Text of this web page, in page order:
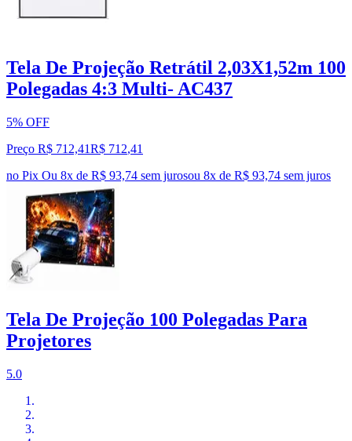
Tela De Projeção Retrátil 2,03X1,52m 100
Polegadas 4:3 Multi- AC437
5% OFF
Preço R$ 712,41R$ 712,41
no Pix Ou 8x de R$ 93,74 sem jurosou 8x de R$ 93,74 sem juros
Tela De Projeção 100 Polegadas Para
Projetores
5.0